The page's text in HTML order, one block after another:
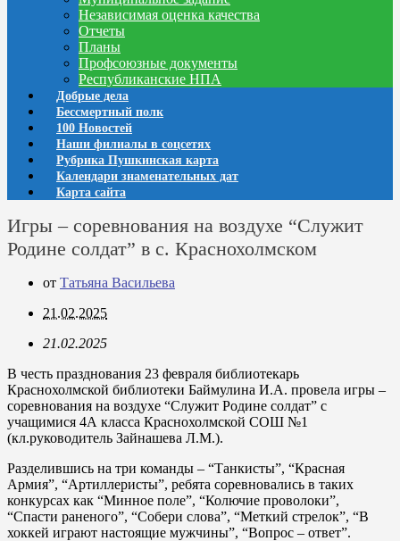
Независимая оценка качества
Отчеты
Планы
Профсоюзные документы
Республиканские НПА
Добрые дела
Бессмертный полк
100 Новостей
Наши филиалы в соцсетях
Рубрика Пушкинская карта
Календари знаменательных дат
Карта сайта
Игры – соревнования на воздухе “Служит
Родине солдат” в с. Краснохолмском
от Татьяна Васильева
21.02.2025
21.02.2025
В честь празднования 23 февраля библиотекарь
Краснохолмской библиотеки Баймулина И.А. провела игры –
соревнования на воздухе “Служит Родине солдат” с
учащимися 4А класса Краснохолмской СОШ №1
(кл.руководитель Зайнашева Л.М.).
Разделившись на три команды – “Танкисты”, “Красная
Армия”, “Артиллеристы”, ребята соревновались в таких
конкурсах как “Минное поле”, “Колючие проволоки”,
“Спасти раненого”, “Собери слова”, “Меткий стрелок”, “В
хоккей играют настоящие мужчины”, “Вопрос – ответ”.